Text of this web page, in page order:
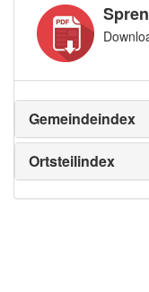
Gemeindeindex
Ortsteilindex